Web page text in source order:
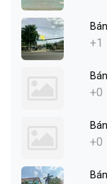
+1
+0
+0